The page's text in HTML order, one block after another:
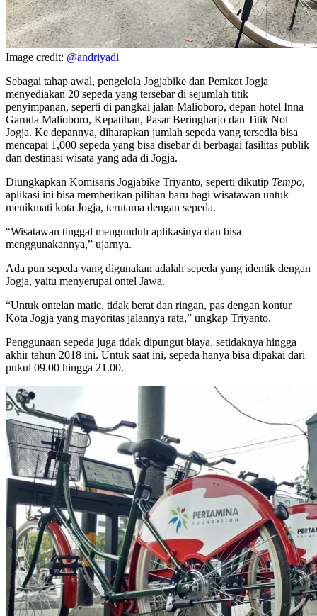
Image credit: @andriyadi
Sebagai tahap awal, pengelola Jogjabike dan Pemkot Jogja
menyediakan 20 sepeda yang tersebar di sejumlah titik
penyimpanan, seperti di pangkal jalan Malioboro, depan hotel Inna
Garuda Malioboro, Kepatihan, Pasar Beringharjo dan Titik Nol
Jogja. Ke depannya, diharapkan jumlah sepeda yang tersedia bisa
mencapai 1,000 sepeda yang bisa disebar di berbagai fasilitas publik
dan destinasi wisata yang ada di Jogja.
Diungkapkan Komisaris Jogjabike Triyanto, seperti dikutip Tempo,
aplikasi ini bisa memberikan pilihan baru bagi wisatawan untuk
menikmati kota Jogja, terutama dengan sepeda.
“Wisatawan tinggal mengunduh aplikasinya dan bisa
menggunakannya,” ujarnya.
Ada pun sepeda yang digunakan adalah sepeda yang identik dengan
Jogja, yaitu menyerupai ontel Jawa.
“Untuk ontelan matic, tidak berat dan ringan, pas dengan kontur
Kota Jogja yang mayoritas jalannya rata,” ungkap Triyanto.
Penggunaan sepeda juga tidak dipungut biaya, setidaknya hingga
akhir tahun 2018 ini. Untuk saat ini, sepeda hanya bisa dipakai dari
pukul 09.00 hingga 21.00.